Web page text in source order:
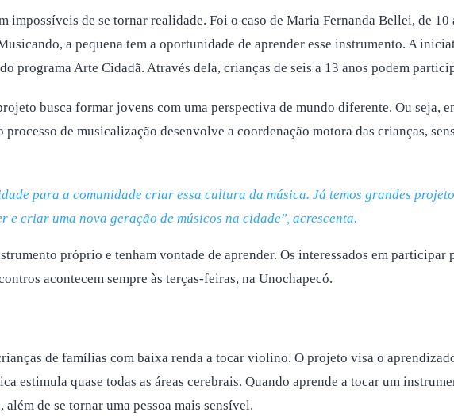
impossíveis de se tornar realidade. Foi o caso de Maria Fernanda Bellei, de
a pequena tem a oportunidade de aprender esse instrumento. A
programa Arte Cidadã. Através dela, crianças de seis a 13 anos podem
busca formar jovens com uma perspectiva de mundo diferente. Ou seja,
de musicalização desenvolve a coordenação motora das crianças,
para a comunidade criar essa cultura da música. Já temos grandes
e criar uma nova geração de músicos na cidade", acrescenta.
próprio e tenham vontade de aprender. Os interessados em
acontecem sempre às terças-feiras, na Unochapecó.
de famílias com baixa renda a tocar violino. O projeto visa o
estimula quase todas as áreas cerebrais. Quando aprende a tocar um
de se tornar uma pessoa mais sensível.